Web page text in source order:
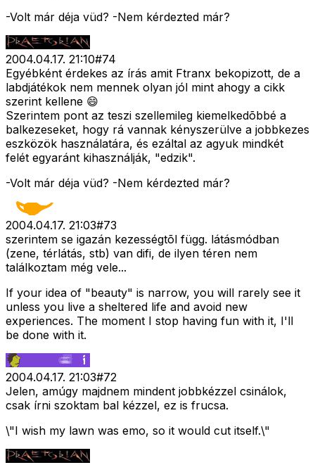
-Volt már déja vüd? -Nem kérdezted már?
2004.04.17. 21:10#74
Egyébként érdekes az írás amit Ftranx bekopizott, de a
labdjátékok nem mennek olyan jól mint ahogy a cikk
szerint kellene 😄
Szerintem pont az teszi szellemileg kiemelkedõbbé a
balkezeseket, hogy rá vannak kényszerülve a jobbkezes
eszközök használatára, és ezáltal az agyuk mindkét
felét egyaránt kihasználják, "edzik".
-Volt már déja vüd? -Nem kérdezted már?
2004.04.17. 21:03#73
szerintem se igazán kezességtõl függ. látásmódban
(zene, térlátás, stb) van difi, de ilyen téren nem
találkoztam még vele...
If your idea of "beauty" is narrow, you will rarely see it
unless you live a sheltered life and avoid new
experiences. The moment I stop having fun with it, I'll
be done with it.
2004.04.17. 21:03#72
Jelen, amúgy majdnem mindent jobbkézzel csinálok,
csak írni szoktam bal kézzel, ez is frucsa.
\"I wish my lawn was emo, so it would cut itself.\"